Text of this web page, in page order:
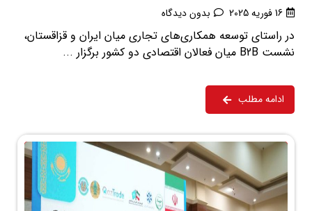
16 فوریه 2025 بدون دیدگاه
در راستای توسعه همکاری‌های تجاری میان ایران و قزاقستان،
نشست B2B میان فعالان اقتصادی دو کشور برگزار ...
ادامه مطلب